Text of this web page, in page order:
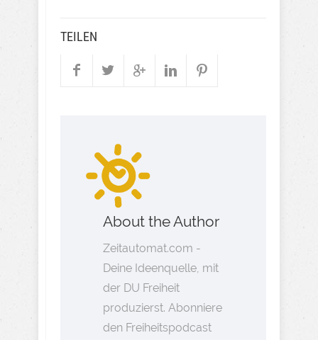
TEILEN
About the Author
Zeitautomat.com -
Deine Ideenquelle, mit
der DU Freiheit
produzierst. Abonniere
den Freiheitspodcast